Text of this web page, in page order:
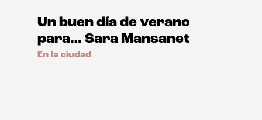
Un buen día de verano
para… Sara Mansanet
En la ciudad